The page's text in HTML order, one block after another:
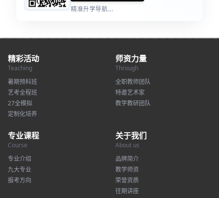
精准升学导航...
精彩活动
Teaching
暑期预科班
艺考全程班
27全模拟
定制化培养
师资力量
Through
全职教师团队
特邀艺术家
教学教研团队
专业课程
Course
专业介绍
九大专业
报考方向
关于我们
About us
品牌简介
教学师资
荣誉资质
往期讲座